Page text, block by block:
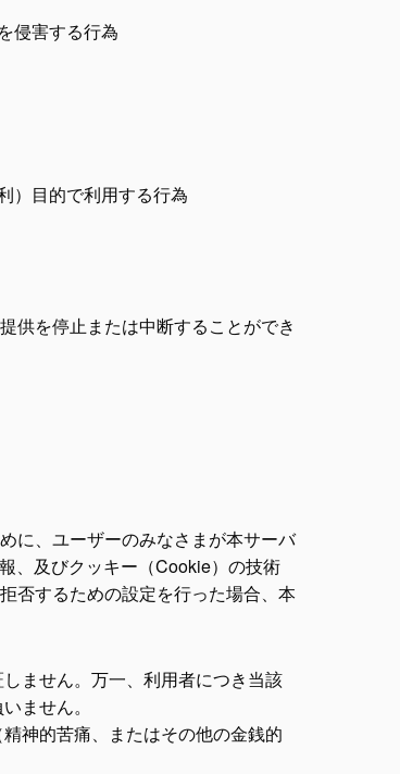
侵害する行為
）目的で利用する行為
供を停止または中断することができ
に、ユーザーのみなさまが本サーバ
、及びクッキー（Cookie）の技術
否するための設定を行った場合、本
ません。万一、利用者につき当該
ません。
神的苦痛、またはその他の金銭的